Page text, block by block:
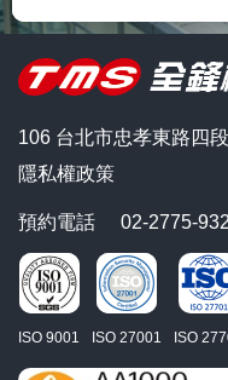
106 台北市忠孝東路四
隱私權政策
預約電話 02-2775-
ISO 9001 ISO 27001 ISO